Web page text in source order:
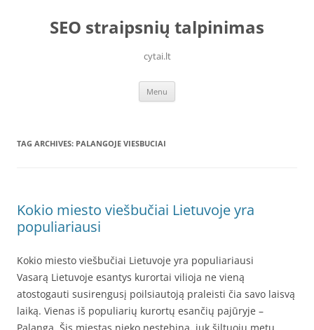
contentSEO straipsnių talpinimas
cytai.lt
Menu
TAG ARCHIVES: PALANGOJE VIESBUCIAI
Kokio miesto viešbučiai Lietuvoje yra
populiariausi
Kokio miesto viešbučiai Lietuvoje yra populiariausi
Vasarą Lietuvoje esantys kurortai vilioja ne vieną
atostogauti susirengusį poilsiautoją praleisti čia savo laisvą
laiką. Vienas iš populiarių kurortų esančių pajūryje –